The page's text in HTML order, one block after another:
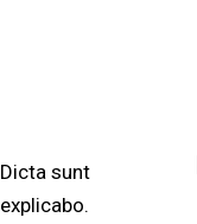
Dicta sunt
explicabo.